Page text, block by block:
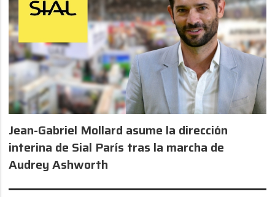
Jean-Gabriel Mollard asume la dirección
interina de Sial París tras la marcha de
Audrey Ashworth